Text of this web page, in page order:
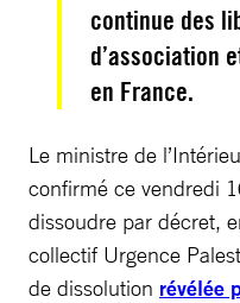
continue des
d’association
en France.
Le ministre de
confirmé ce vendredi
dissoudre par décret,
collectif Urgence
de dissolution révélée